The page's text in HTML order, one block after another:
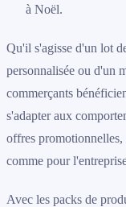
à Noël.
Qu'il s'agisse d'un lot
personnalisée ou d'un
commerçants
s'adapter aux
offres promotionnelles,
comme pour
Avec les packs de